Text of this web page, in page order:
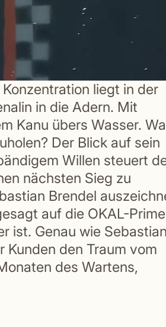
liegt in der
in die Adern. Mit
Kanu übers Wasser.
Der Blick auf sein
Willen steuert
nächsten Sieg zu
Brendel
auf die OKAL-Prime
ist. Genau wie
Kunden den Traum vom
des Wartens,